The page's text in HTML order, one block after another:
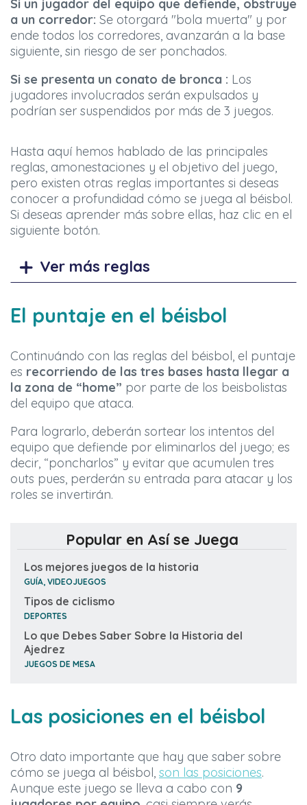
Si un jugador del equipo que defiende, obstruye
a un corredor: Se otorgará "bola muerta" y por
ende todos los corredores, avanzarán a la base
siguiente, sin riesgo de ser ponchados.
Si se presenta un conato de bronca : Los
jugadores involucrados serán expulsados y
podrían ser suspendidos por más de 3 juegos.
Hasta aquí hemos hablado de las principales
reglas, amonestaciones y el objetivo del juego,
pero existen otras reglas importantes si deseas
conocer a profundidad cómo se juega al béisbol.
Si deseas aprender más sobre ellas, haz clic en el
siguiente botón.
Ver más reglas
El puntaje en el béisbol
Continuándo con las reglas del béisbol, el puntaje
es recorriendo de las tres bases hasta llegar a
la zona de “home” por parte de los beisbolistas
del equipo que ataca.
Para lograrlo, deberán sortear los intentos del
equipo que defiende por eliminarlos del juego; es
decir, “poncharlos” y evitar que acumulen tres
outs pues, perderán su entrada para atacar y los
roles se invertirán.
Popular en Así se Juega
Los mejores juegos de la historia
GUÍA, VIDEOJUEGOS
Tipos de ciclismo
DEPORTES
Lo que Debes Saber Sobre la Historia del
Ajedrez
JUEGOS DE MESA
Las posiciones en el béisbol
Otro dato importante que hay que saber sobre
cómo se juega al béisbol, son las posiciones.
Aunque este juego se lleva a cabo con 9